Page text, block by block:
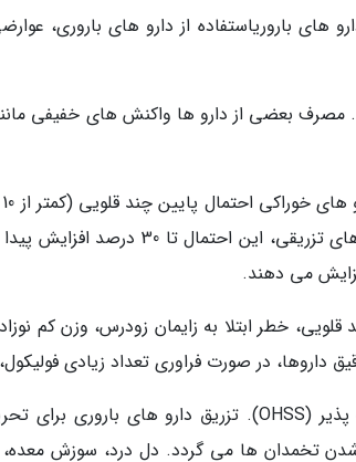
های باروریاستفاده از دارو های باروری،
بعضی از دارو ها واکنش های خفیفی
صورت استفاده از دارو های
می دهند.
قلویی، خطر ابتلا به زایمان زودرس، وزن کم
داروها، در صورت فراوری تعداد زیادی
تخمدان ها می گردد. دل درد، سوزش معده،